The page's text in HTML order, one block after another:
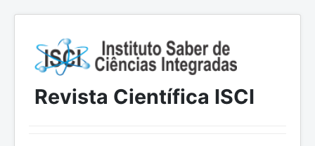
Revista Científica ISCI